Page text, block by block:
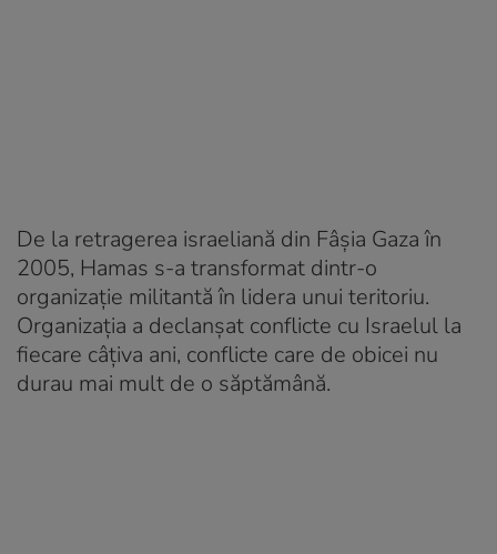
De la retragerea israeliană din Fâșia Gaza în
2005, Hamas s-a transformat dintr-o
organizație militantă în lidera unui teritoriu.
Organizația a declanșat conflicte cu Israelul la
fiecare câțiva ani, conflicte care de obicei nu
durau mai mult de o săptămână.